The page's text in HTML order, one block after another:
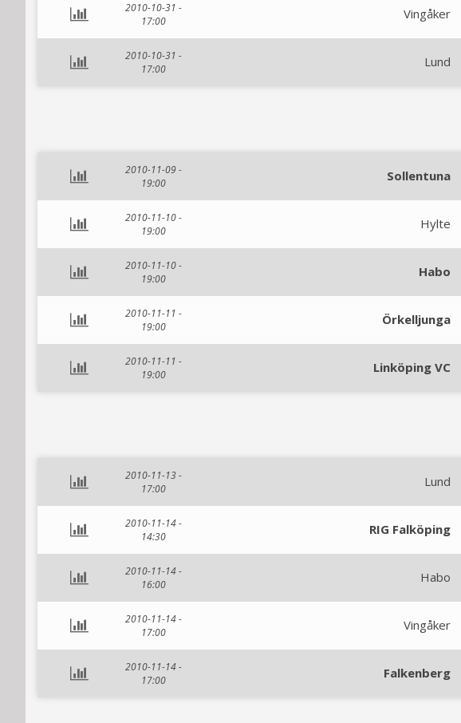
2010-10-31 -
17:00
Vingåker
2010-10-31 -
17:00
Lund
2010-11-09 -
19:00
Sollentuna
2010-11-10 -
19:00
Hylte
2010-11-10 -
19:00
Habo
2010-11-11 -
19:00
Örkelljunga
2010-11-11 -
19:00
Linköping VC
2010-11-13 -
17:00
Lund
2010-11-14 -
14:30
RIG Falköping
2010-11-14 -
16:00
Habo
2010-11-14 -
17:00
Vingåker
2010-11-14 -
17:00
Falkenberg